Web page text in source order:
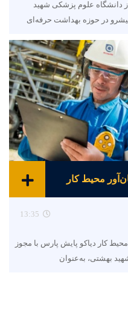
علوم پزشکی شهید
در حوزه بهداشت حرفه‌ای
محیط کار
13:35
کار دیاکو پایش پارس با مجوز
بهشتی، به‌عنوان